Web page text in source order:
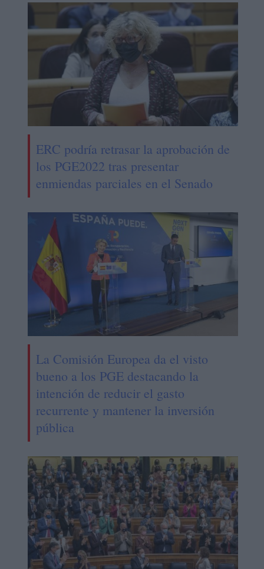
ERC podría retrasar la aprobación de
los PGE2022 tras presentar
enmiendas parciales en el Senado
La Comisión Europea da el visto
bueno a los PGE destacando la
intención de reducir el gasto
recurrente y mantener la inversión
pública